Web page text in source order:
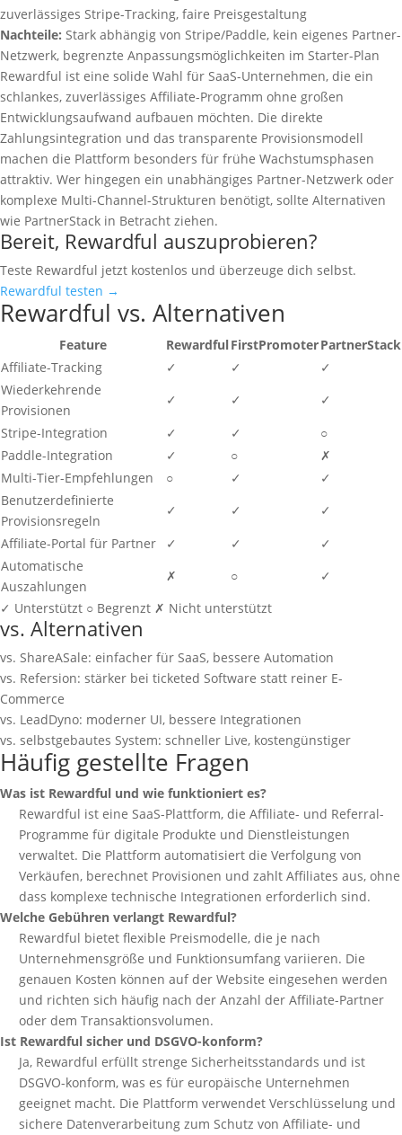
zuverlässiges Stripe-Tracking, faire Preisgestaltung
Nachteile: Stark abhängig von Stripe/Paddle, kein eigenes Partner-
Netzwerk, begrenzte Anpassungsmöglichkeiten im Starter-Plan
Rewardful ist eine solide Wahl für SaaS-Unternehmen, die ein
schlankes, zuverlässiges Affiliate-Programm ohne großen
Entwicklungsaufwand aufbauen möchten. Die direkte
Zahlungsintegration und das transparente Provisionsmodell
machen die Plattform besonders für frühe Wachstumsphasen
attraktiv. Wer hingegen ein unabhängiges Partner-Netzwerk oder
komplexe Multi-Channel-Strukturen benötigt, sollte Alternativen
wie PartnerStack in Betracht ziehen.
Bereit, Rewardful auszuprobieren?
Teste Rewardful jetzt kostenlos und überzeuge dich selbst.
Rewardful testen →
Rewardful vs. Alternativen
Feature RewardfulFirstPromoterPartnerStack
Affiliate-Tracking
✓ ✓
✓
Wiederkehrende
Provisionen
✓ ✓
✓
Stripe-Integration
✓ ✓
○
Paddle-Integration
✓ ○
✗
Multi-Tier-Empfehlungen
○ ✓
✓
Benutzerdefinierte
Provisionsregeln
✓ ✓
✓
Affiliate-Portal für Partner
✓ ✓
✓
Automatische
Auszahlungen
✗ ○
✓
✓ Unterstützt ○ Begrenzt ✗ Nicht unterstützt
vs. Alternativen
vs. ShareASale: einfacher für SaaS, bessere Automation
vs. Refersion: stärker bei ticketed Software statt reiner E-
Commerce
vs. LeadDyno: moderner UI, bessere Integrationen
vs. selbstgebautes System: schneller Live, kostengünstiger
Häufig gestellte Fragen
Was ist Rewardful und wie funktioniert es?
Rewardful ist eine SaaS-Plattform, die Affiliate- und Referral-
Programme für digitale Produkte und Dienstleistungen
verwaltet. Die Plattform automatisiert die Verfolgung von
Verkäufen, berechnet Provisionen und zahlt Affiliates aus, ohne
dass komplexe technische Integrationen erforderlich sind.
Welche Gebühren verlangt Rewardful?
Rewardful bietet flexible Preismodelle, die je nach
Unternehmensgröße und Funktionsumfang variieren. Die
genauen Kosten können auf der Website eingesehen werden
und richten sich häufig nach der Anzahl der Affiliate-Partner
oder dem Transaktionsvolumen.
Ist Rewardful sicher und DSGVO-konform?
Ja, Rewardful erfüllt strenge Sicherheitsstandards und ist
DSGVO-konform, was es für europäische Unternehmen
geeignet macht. Die Plattform verwendet Verschlüsselung und
sichere Datenverarbeitung zum Schutz von Affiliate- und